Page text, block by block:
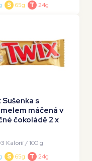
S 65g T 24g
Sušenka s
máčená v
čokoládě 2 x
Kalorií/ 100 g
S 65g T 24g